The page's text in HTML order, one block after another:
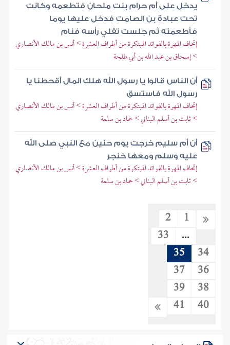
يدخل على أم حرام بنت ملحان فتطعمه وكانت
تحت عبادة بن الصامت فدخل عليها يوما
فأطعمته ثم جلست تفلي رأسه فنام
إتحاف المهرة بالفوائد المبتكرة من أطراف العشرة > أنس بن مالك الأنصاري
> إسحاق بن عبد الله بن أبي طلحة
أن الناس قالوا يا رسول الله هلك المال أقحطنا يا
رسول الله فاستسق
إتحاف المهرة بالفوائد المبتكرة من أطراف العشرة > أنس بن مالك الأنصاري
> ثابت بن أسلم البناني > حماد بن سلمة
أن أم سليم خرجت يوم حنين مع النبي صلى الله
عليه وسلم ومعها خنجر
إتحاف المهرة بالفوائد المبتكرة من أطراف العشرة > أنس بن مالك الأنصاري
> ثابت بن أسلم البناني > حماد بن سلمة
1
2
...
33
34
35
36
37
38
39
40
41